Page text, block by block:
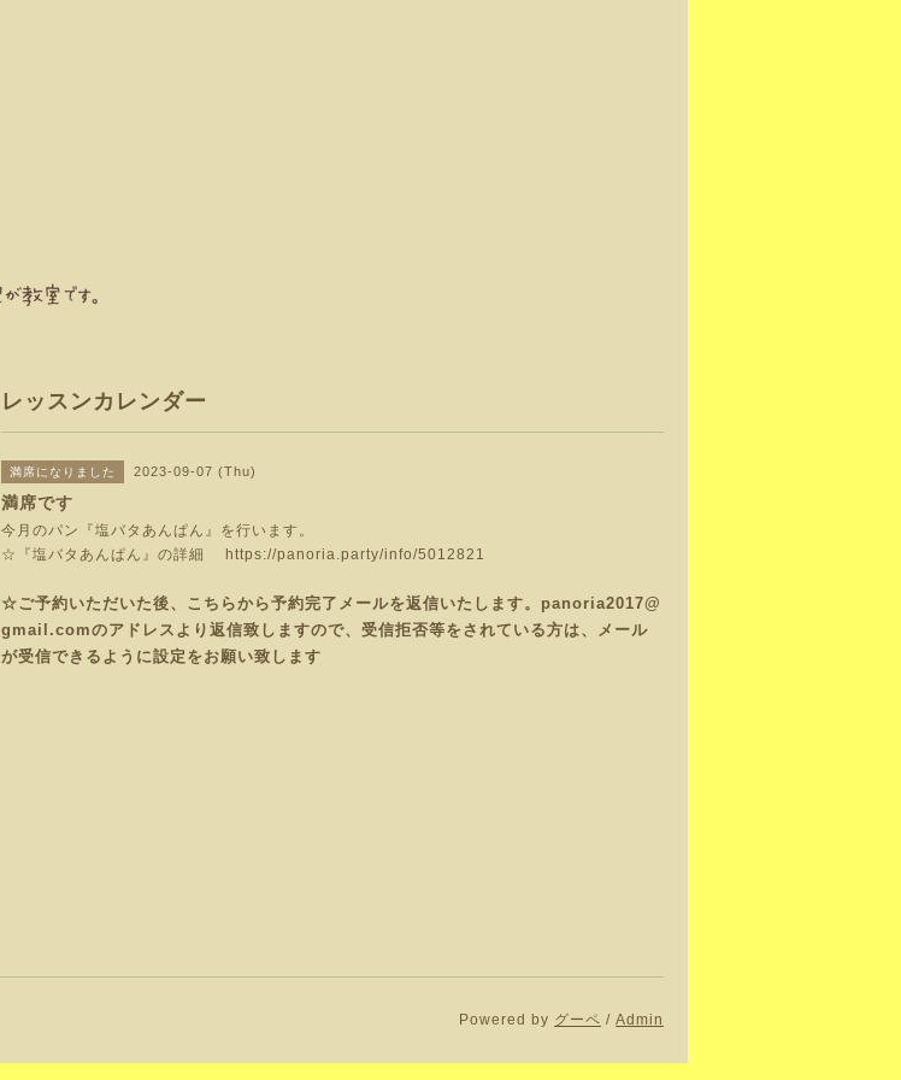
レッスンカレンダー
満席になりました 2023-09-07 (Thu)
満席です
今月のパン『塩バタあんぱん』を行います。
☆『塩バタあんぱん』の詳細
https://panoria.party/info/5012821
☆ご予約いただいた後、こちらから予約完了メールを返信いたします。panoria2017@
gmail.comのアドレスより返信致しますので、受信拒否等をされている方は、メール
が受信できるように設定をお願い致します
Powered by グーペ / Admin